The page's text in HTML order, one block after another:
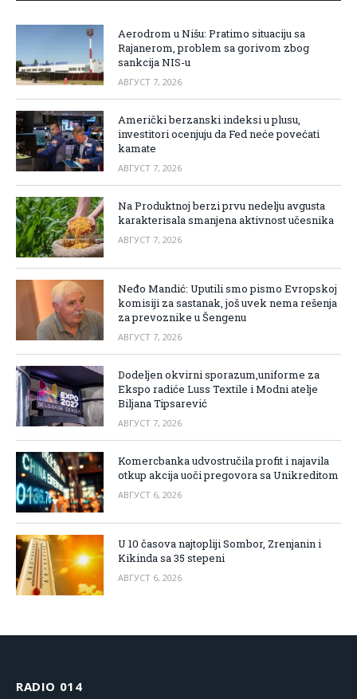
Aerodrom u Nišu: Pratimo situaciju sa
Rajanerom, problem sa gorivom zbog
sankcija NIS-u
АВГУСТ 7, 2026
Američki berzanski indeksi u plusu,
investitori ocenjuju da Fed neće povećati
kamate
АВГУСТ 7, 2026
Na Produktnoj berzi prvu nedelju avgusta
karakterisala smanjena aktivnost učesnika
АВГУСТ 7, 2026
Neđo Mandić: Uputili smo pismo Evropskoj
komisiji za sastanak, još uvek nema rešenja
za prevoznike u Šengenu
АВГУСТ 7, 2026
Dodeljen okvirni sporazum,uniforme za
Ekspo radiće Luss Textile i Modni atelje
Biljana Tipsarević
АВГУСТ 7, 2026
Komercbanka udvostručila profit i najavila
otkup akcija uoči pregovora sa Unikreditom
АВГУСТ 6, 2026
U 10 časova najtopliji Sombor, Zrenjanin i
Kikinda sa 35 stepeni
АВГУСТ 6, 2026
RADIO 014